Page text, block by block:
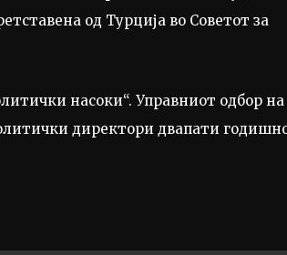
од Турција во Советот за
насоки“. Управниот одбор на
директори двапати